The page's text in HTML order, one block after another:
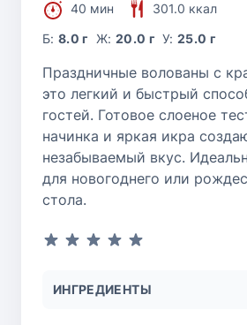
40 мин
301.0 ккал
Б:8.0 г Ж: 20.0 г У:25.0 г
Праздничные волованы с
это легкий и быстрый
гостей. Готовое слоеное
начинка и яркая икра
незабываемый вкус.
для новогоднего или
стола.
ИНГРЕДИЕНТЫ